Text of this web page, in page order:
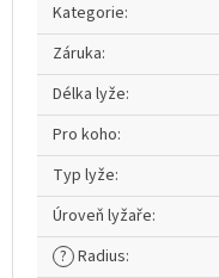
Kategorie:
Záruka:
Délka lyže:
Pro koho:
Typ lyže:
Úroveň lyžaře:
? Radius: